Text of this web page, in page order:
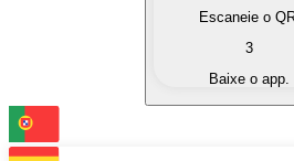
Converta suas
Troque uma criptomoeda
Escaneie o
3
Baixe o app.